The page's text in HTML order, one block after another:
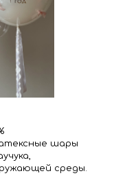
шары
среды.